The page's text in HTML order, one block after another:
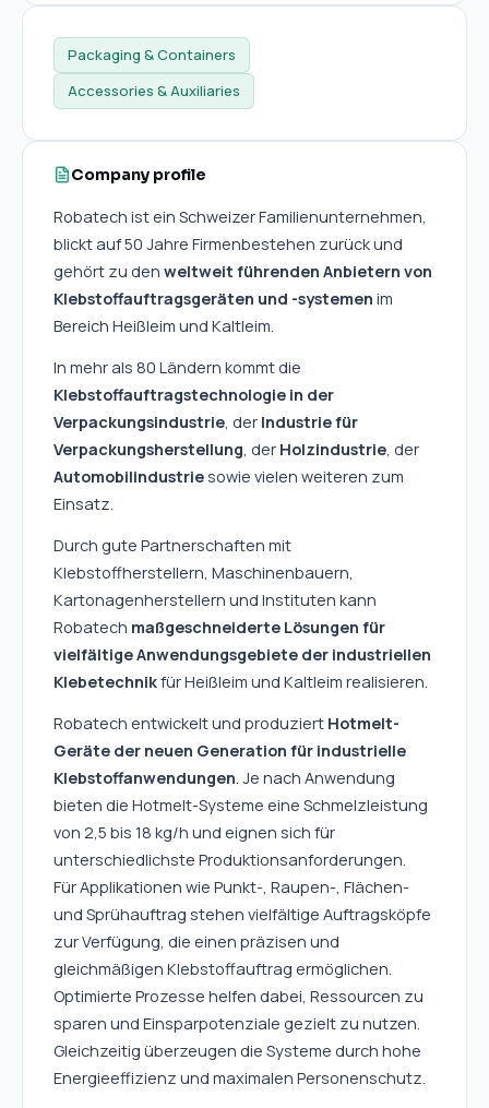
Packaging & Containers
Accessories & Auxiliaries
Company profile
Robatech ist ein Schweizer Familienunternehmen,
blickt auf 50 Jahre Firmenbestehen zurück und
gehört zu den weltweit führenden Anbietern von
Klebstoffauftragsgeräten und -systemen im
Bereich Heißleim und Kaltleim.
Klebstoffauftragstechnologie in der
Verpackungsindustrie, der Industrie für
Verpackungsherstellung, der Holzindustrie
Automobilindustrie sowie vielen weiteren zum
Einsatz.
Durch gute Partnerschaften mit
Klebstoffherstellern, Maschinenbauern,
Kartonagenherstellern und Instituten kann
Robatech maßgeschneiderte Lösungen für
vielfältige Anwendungsgebiete der industriellen
Klebetechnik für Heißleim und Kaltleim realisieren.
Robatech entwickelt und produziert Hotmelt-
Geräte der neuen Generation für industrielle
Klebstoffanwendungen. Je nach Anwendung
bieten die Hotmelt-Systeme eine Schmelzleistung
von 2,5 bis 18 kg/h und eignen sich für
unterschiedlichste Produktionsanforderungen.
Für Applikationen wie Punkt-, Raupen-, Flächen-
und Sprühauftrag stehen vielfältige Auftragsköpfe
zur Verfügung, die einen präzisen und
gleichmäßigen Klebstoffauftrag ermöglichen.
Optimierte Prozesse helfen dabei, Ressourcen zu
sparen und Einsparpotenziale gezielt zu nutzen.
Gleichzeitig überzeugen die Systeme durch hohe
Energieeffizienz und maximalen Personenschutz.